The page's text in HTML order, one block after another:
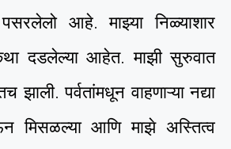
पसरलेलो आहे. माझ्या निळ्याशार
दडलेल्या आहेत. माझी सुरुवात
झाली. पर्वतांमधून वाहणाऱ्या नद्या
मिसळल्या आणि माझे अस्तित्व